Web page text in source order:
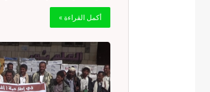
أكمل القراءة »